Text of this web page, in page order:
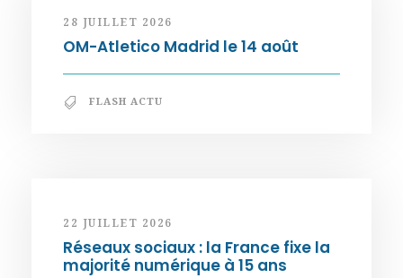
28 JUILLET 2026
OM-Atletico Madrid le 14 août
FLASH ACTU
22 JUILLET 2026
Réseaux sociaux : la France fixe la
majorité numérique à 15 ans